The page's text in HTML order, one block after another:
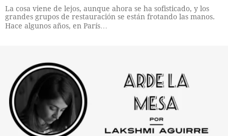
La cosa viene de lejos, aunque ahora se ha sofisticado, y los
grandes grupos de restauración se están frotando las manos.
Hace algunos años, en París…